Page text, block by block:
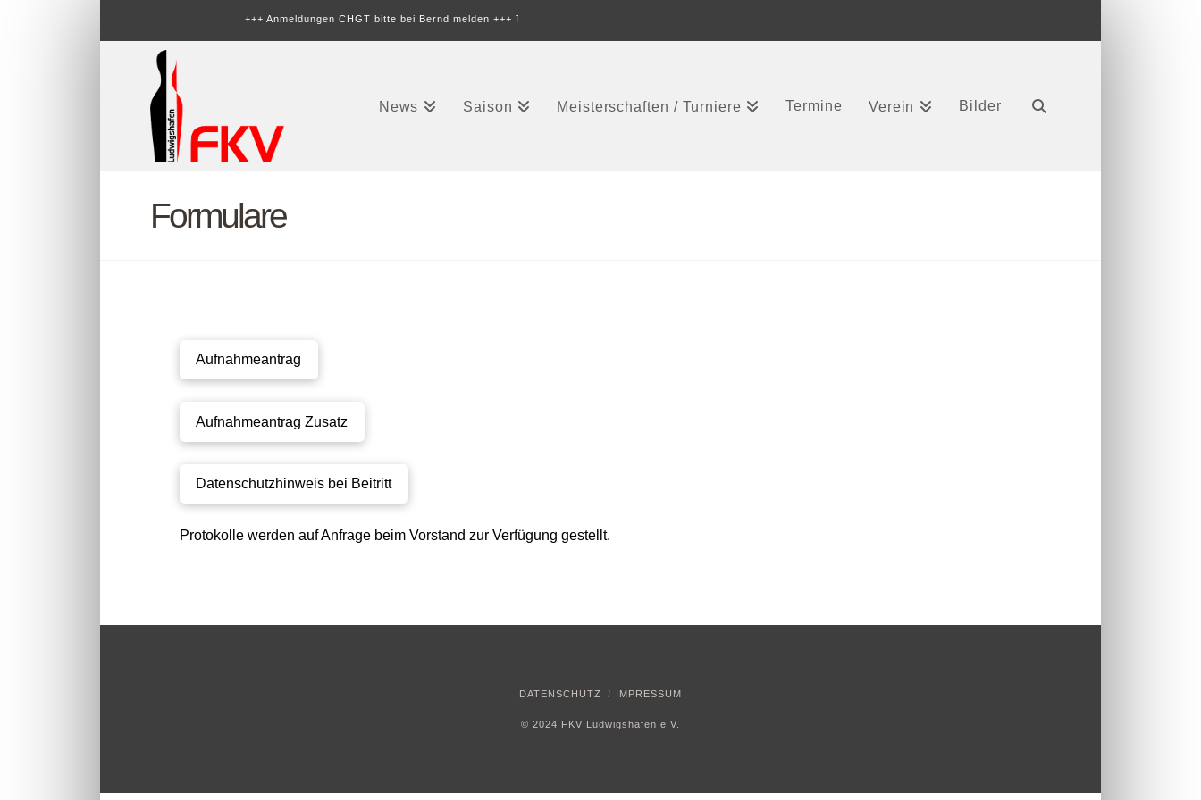
+++ Anmeldungen CHGT bitte bei Bernd melden +++Termine online
News Saison Meisterschaften / Turniere Termine Verein Bilder
Formulare
Aufnahmeantrag
Aufnahmeantrag Zusatz
Datenschutzhinweis bei Beitritt
Protokolle werden auf Anfrage beim Vorstand zur Verfügung gestellt.
DATENSCHUTZ IMPRESSUM
© 2024 FKV Ludwigshafen e.V.